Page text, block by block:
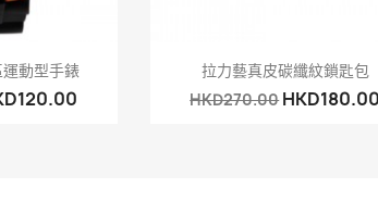
看
運動型手錶
快速查看
拉力藝真皮碳纖紋鎖匙包
HKD270.00HKD180.00